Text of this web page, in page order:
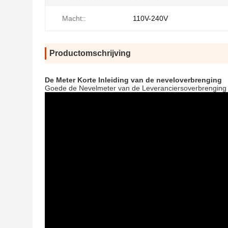
Macht:: 110V-240V
Productomschrijving
De Meter Korte Inleiding van de neveloverbrenging
Goede de Nevelmeter van de